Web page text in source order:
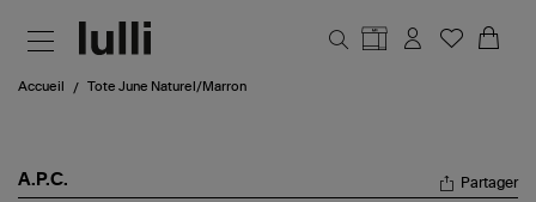
Accueil Tote June Naturel/Marron
A.P.C. Partager